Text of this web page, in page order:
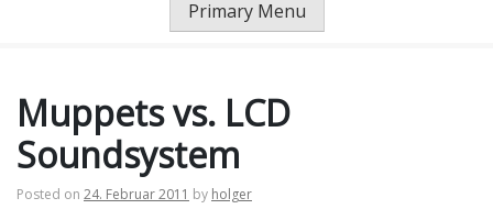
Primary Menu
Muppets vs. LCD
Soundsystem
Posted on 24. Februar 2011 by holger